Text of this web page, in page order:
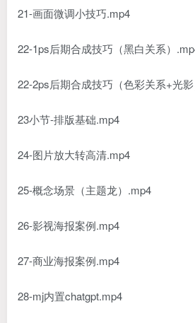
21-画面微调小技巧.mp4
22-1ps后期合成技巧（黑白关系）
22-2ps后期合成技巧（色彩关系+光
23小节-排版基础.mp4
24-图片放大转高清.mp4
25-概念场景（主题龙）.mp4
26-影视海报案例.mp4
27-商业海报案例.mp4
28-mj内置chatgpt.mp4